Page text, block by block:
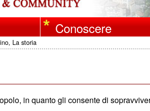
Conoscere
La storia
in quanto gli consente di